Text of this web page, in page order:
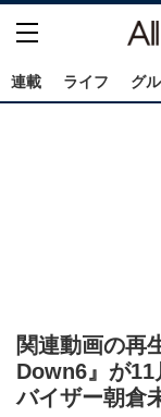
連載 ライフ グ
関連動画の再
Down6』が11
バイザー朝倉